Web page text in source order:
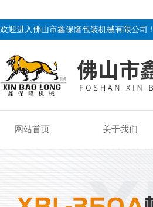
欢迎进入佛山市鑫保隆包装机械有限公司！
网站首页 关于我们